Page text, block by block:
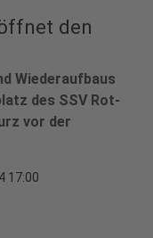
den
Wiederaufbaus
des SSV Rot-
vor der
17:00